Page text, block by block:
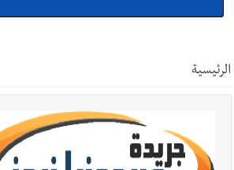
تقسيط المفعول الرجعي
الرئيسية